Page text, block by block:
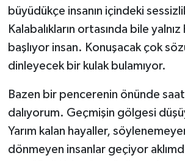
büyüdükçe insanın içindeki
Kalabalıkların ortasında bile
başlıyor insan. Konuşacak çok
dinleyecek bir kulak bulamıyor.
Bazen bir pencerenin önünde
dalıyorum. Geçmişin gölgesi
Yarım kalan hayaller,
dönmeyen insanlar geçiyor